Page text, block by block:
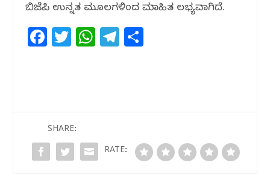
ಬಿಜೆಪಿ ಉನ್ನತ ಮೂಲಗಳಿಂದ ಮಾಹಿತ ಲಭ್ಯವಾಗಿದೆ.
F
b
o
T
r
W
A
p
T
ra
SHARE:
RATE: